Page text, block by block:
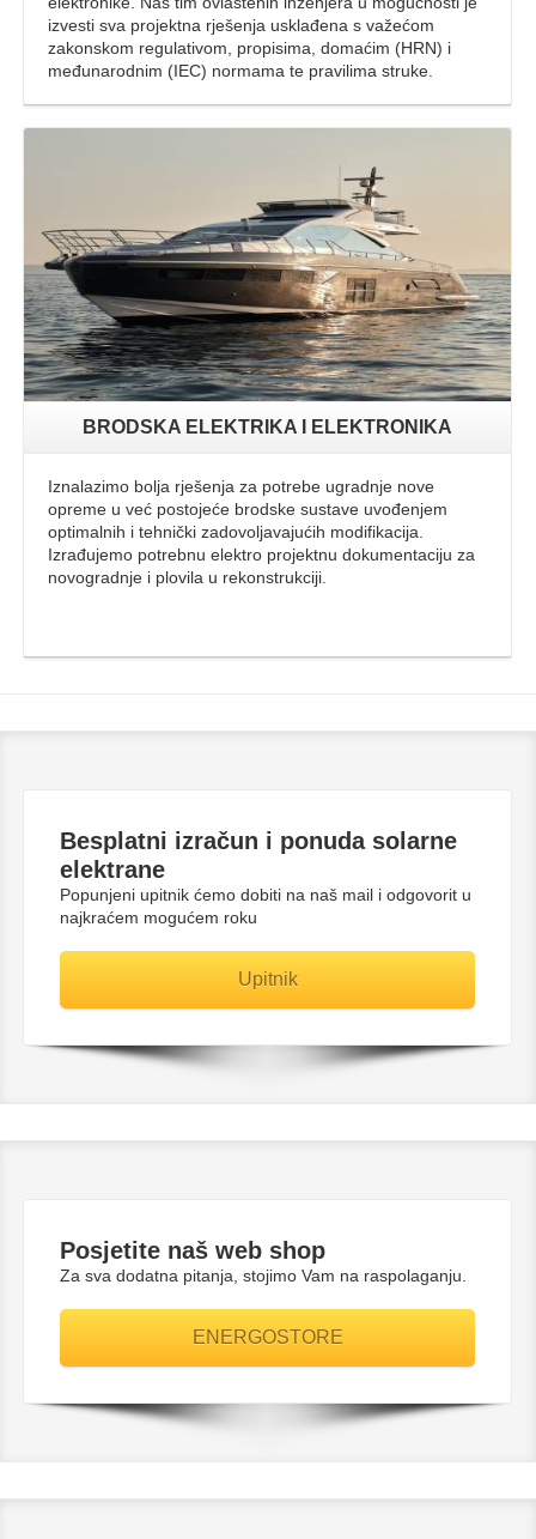
izvesti sva projektna rješenja usklađena s važećom
zakonskom regulativom, propisima, domaćim (HRN) i
međunarodnim (IEC) normama te pravilima struke.
BRODSKA ELEKTRIKA I ELEKTRONIKA
Iznalazimo bolja rješenja za potrebe ugradnje nove
opreme u već postojeće brodske sustave uvođenjem
optimalnih i tehnički zadovoljavajućih modifikacija.
Izrađujemo potrebnu elektro projektnu dokumentaciju za
novogradnje i plovila u rekonstrukciji.
Besplatni izračun i ponuda solarne
elektrane
Popunjeni upitnik ćemo dobiti na naš mail i odgovorit u
najkraćem mogućem roku
Upitnik
Posjetite naš web shop
Za sva dodatna pitanja, stojimo Vam na raspolaganju.
ENERGOSTORE